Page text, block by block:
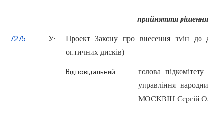
прийняття рішення з
7275 У·
Проект Закону про внесення змін до
оптичних дисків)
Відповідальний:
голова підкомітету
управління народним
МОСКВІН Сергій